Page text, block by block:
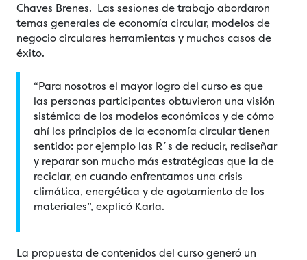
Chaves Brenes. Las sesiones de trabajo abordaron
temas generales de economía circular, modelos de
negocio circulares herramientas y muchos casos de
éxito.
“Para nosotros el mayor logro del curso es que
las personas participantes obtuvieron una visión
sistémica de los modelos económicos y de cómo
ahí los principios de la economía circular tienen
sentido: por ejemplo las R´s de reducir, rediseñar
y reparar son mucho más estratégicas que la de
reciclar, en cuando enfrentamos una crisis
climática, energética y de agotamiento de los
materiales”, explicó Karla.
La propuesta de contenidos del curso generó un